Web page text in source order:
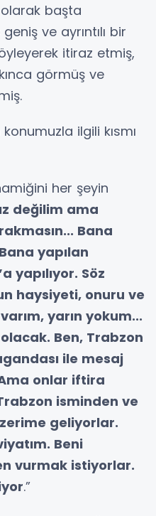
başta
ve ayrıntılı bir
itiraz etmiş,
görmüş ve
konumuzla ilgili kısmı
her şeyin
değilim ama
Bana
yapılan
yapılıyor. Söz
haysiyeti, onuru ve
yarın yokum...
Ben, Trabzon
ile mesaj
onlar iftira
isminden ve
geliyorlar.
Beni
vurmak istiyorlar.
.”